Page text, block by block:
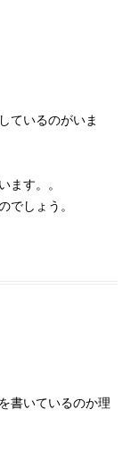
ているのがいま
す。。
でしょう。
書いているのか理